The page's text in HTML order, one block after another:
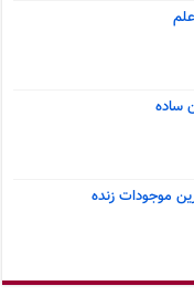
ساده
موجودات زنده